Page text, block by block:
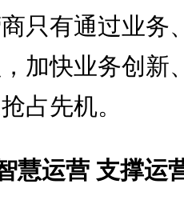
只有通过业务
加快业务创新
占先机。
慧运营 支撑运